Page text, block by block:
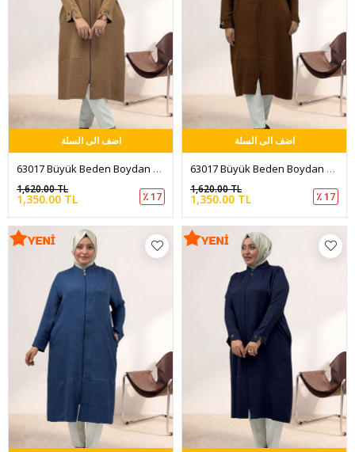
اضف الى السلة
63017 Büyük Beden Boydan Fermuarlı Melanj Keten Kap - Taba
1,350.00 TL
1,620.00 TL
٪ 17
اضف الى السلة
63017 Büyük Beden Boydan Fermuarlı Melanj Keten Kap - Kahve
1,350.00 TL
1,620.00 TL
٪ 17